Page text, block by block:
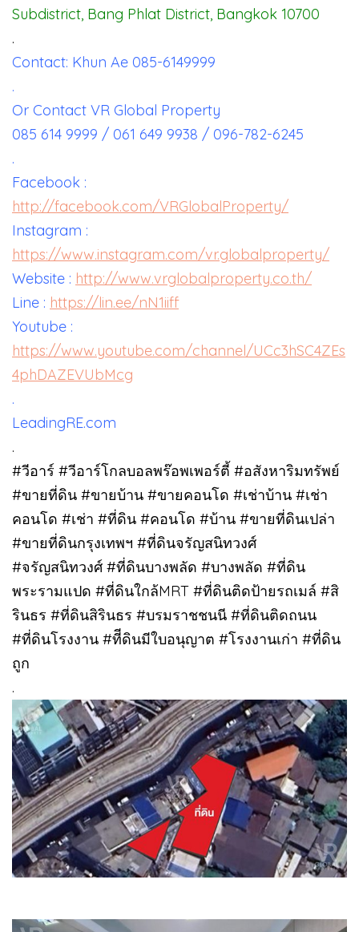
Subdistrict, Bang Phlat District, Bangkok 10700
.
Contact: Khun Ae 085-6149999
.
Or Contact VR Global Property
085 614 9999 / 061 649 9938 / 096-782-6245
.
Facebook :
http://facebook.com/VRGlobalProperty/
Instagram :
https://www.instagram.com/vr.globalproperty/
Website : http://www.vrglobalproperty.co.th/
Line : https://lin.ee/nN1iiff
Youtube :
https://www.youtube.com/channel/UCc3hSC4ZEs
4phDAZEVUbMcg
.
LeadingRE.com
.
#วีอาร์ #วีอาร์โกลบอลพร๊อพเพอร์ตี้ #อสังหาริมทรัพย์
#ขายที่ดิน #ขายบ้าน #ขายคอนโด #เช่าบ้าน #เช่า
คอนโด #เช่า #ที่ดิน #คอนโด #บ้าน #ขายที่ดินเปล่า
#ขายที่ดินกรุงเทพฯ #ที่ดินจรัญสนิทวงศ์
#จรัญสนิทวงศ์ #ที่ดินบางพลัด #บางพลัด #ที่ดิน
พระรามแปด #ที่ดินใกล้MRT #ที่ดินติดป้ายรถเมล์ #สิ
รินธร #ที่ดินสิรินธร #บรมราชชนนี #ที่ดินติดถนน
#ที่ดินโรงงาน #ทีีดินมีใบอนุญาต #โรงงานเก่า #ที่ดิน
ถูก
.